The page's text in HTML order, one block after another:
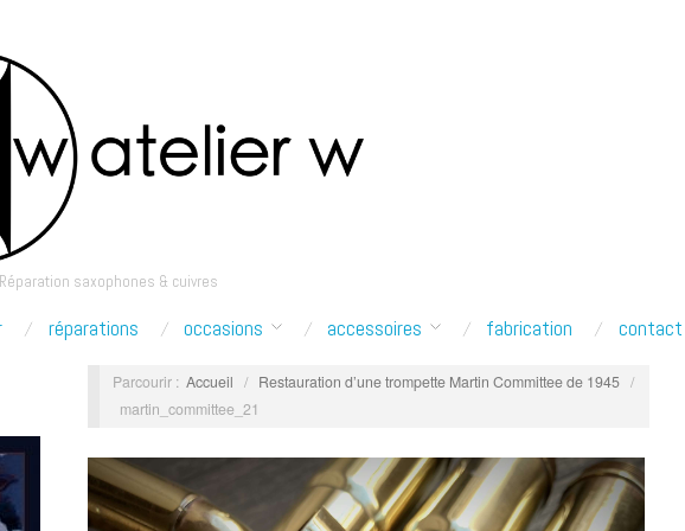
saxophones & cuivres
réparations occasions accessoires fabrication contact
Parcourir : Accueil / Restauration d’une trompette Martin Committee de 1945 /
martin_committee_21